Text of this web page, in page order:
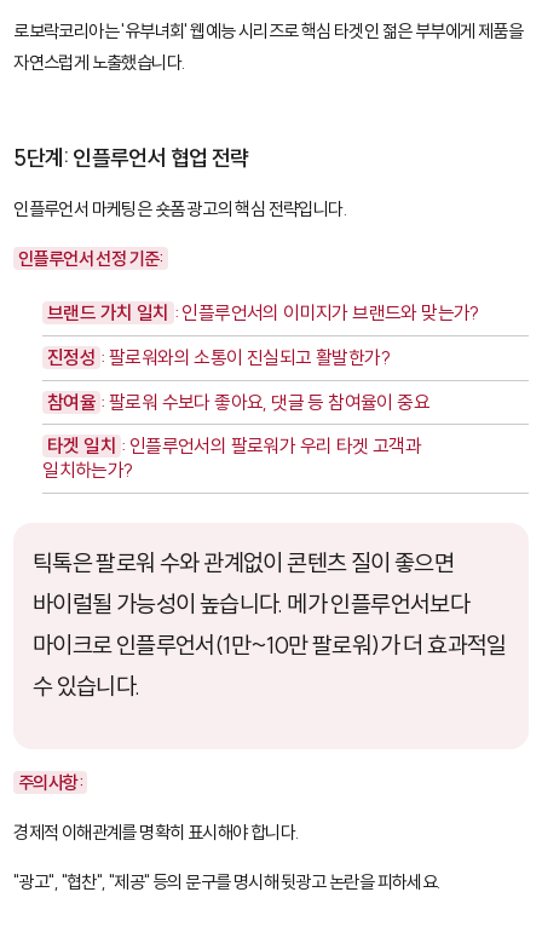
로보락코리아는 '유부녀회' 웹예능 시리즈로 핵심 타겟인 젊은 부부에게 제품을
자연스럽게 노출했습니다.
5단계: 인플루언서 협업 전략
인플루언서 마케팅은 숏폼 광고의 핵심 전략입니다.
인플루언서 선정 기준:
브랜드 가치 일치 : 인플루언서의 이미지가 브랜드와 맞는가?
진정성 : 팔로워와의 소통이 진실되고 활발한가?
참여율 : 팔로워 수보다 좋아요, 댓글 등 참여율이 중요
타겟 일치 : 인플루언서의 팔로워가 우리 타겟 고객과
일치하는가?
틱톡은 팔로워 수와 관계없이 콘텐츠 질이 좋으면
바이럴될 가능성이 높습니다. 메가 인플루언서보다
마이크로 인플루언서(1만~10만 팔로워)가 더 효과적일
수 있습니다.
주의사항:
경제적 이해관계를 명확히 표시해야 합니다.
"광고", "협찬", "제공" 등의 문구를 명시해 뒷광고 논란을 피하세요.